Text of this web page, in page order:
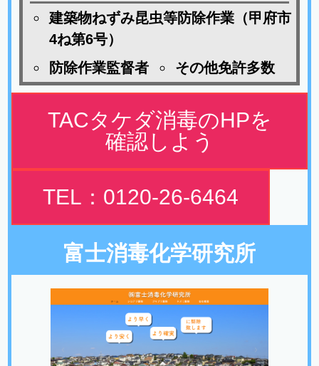
建築物ねずみ昆虫等防除作業（甲府市
4ね第6号）
防除作業監督者
その他免許多数
TACタケダ消毒のHPを
確認しよう
TEL：0120-26-6464
富士消毒化学研究所